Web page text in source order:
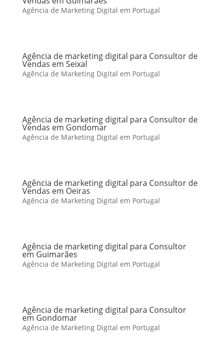
Agência de Marketing Digital em Portugal
Agência de marketing digital para Consultor de
Vendas em Seixal
Agência de Marketing Digital em Portugal
Agência de marketing digital para Consultor de
Vendas em Gondomar
Agência de Marketing Digital em Portugal
Agência de marketing digital para Consultor de
Vendas em Oeiras
Agência de Marketing Digital em Portugal
Agência de marketing digital para Consultor
em Guimarães
Agência de Marketing Digital em Portugal
Agência de marketing digital para Consultor
em Gondomar
Agência de Marketing Digital em Portugal